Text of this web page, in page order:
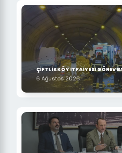
ÇİFTLİKKÖY İTFAİYESİ GÖREV
6 Ağustos 2026